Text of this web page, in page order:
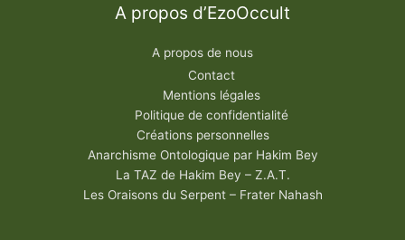
A propos d’EzoOccult
A propos de nous
Contact
Mentions légales
Politique de confidentialité
Créations personnelles
Anarchisme Ontologique par Hakim Bey
La TAZ de Hakim Bey – Z.A.T.
Les Oraisons du Serpent – Frater Nahash